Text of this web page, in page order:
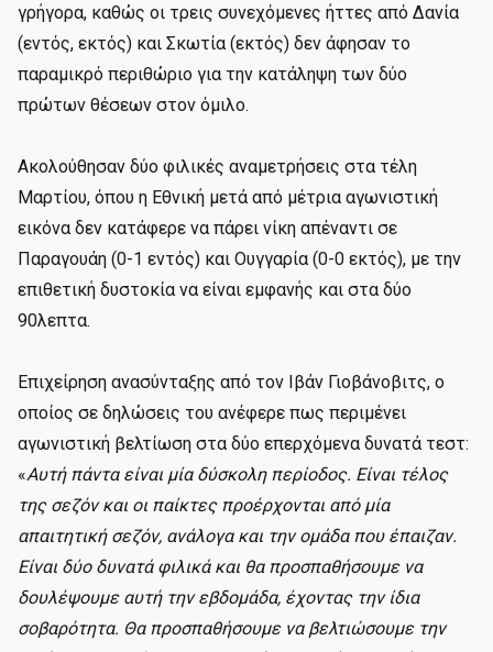
γρήγορα, καθώς οι τρεις συνεχόμενες ήττες από Δανία
(εντός, εκτός) και Σκωτία (εκτός) δεν άφησαν το
παραμικρό περιθώριο για την κατάληψη των δύο
πρώτων θέσεων στον όμιλο.
Ακολούθησαν δύο φιλικές αναμετρήσεις στα τέλη
Μαρτίου, όπου η Εθνική μετά από μέτρια αγωνιστική
εικόνα δεν κατάφερε να πάρει νίκη απέναντι σε
Παραγουάη (0-1 εντός) και Ουγγαρία (0-0 εκτός), με την
επιθετική δυστοκία να είναι εμφανής και στα δύο
90λεπτα.
Επιχείρηση ανασύνταξης από τον Ιβάν Γιοβάνοβιτς, ο
οποίος σε δηλώσεις του ανέφερε πως περιμένει
αγωνιστική βελτίωση στα δύο επερχόμενα δυνατά τεστ:
«Αυτή πάντα είναι μία δύσκολη περίοδος. Είναι τέλος
της σεζόν και οι παίκτες προέρχονται από μία
απαιτητική σεζόν, ανάλογα και την ομάδα που έπαιζαν.
Είναι δύο δυνατά φιλικά και θα προσπαθήσουμε να
δουλέψουμε αυτή την εβδομάδα, έχοντας την ίδια
σοβαρότητα. Θα προσπαθήσουμε να βελτιώσουμε την